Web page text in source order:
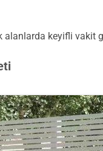
alanlarda keyifli